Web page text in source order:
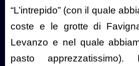
“L’intrepido” (con il quale
coste e le grotte di
Levanzo e nel quale
pasto apprezzatissimo).